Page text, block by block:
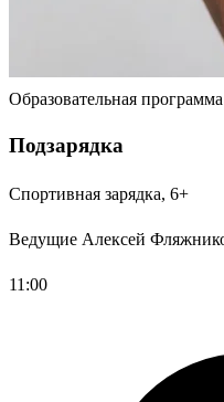
Образовательная программа
Подзарядка
Спортивная зарядка, 6+
Ведущие Алексей
11:00